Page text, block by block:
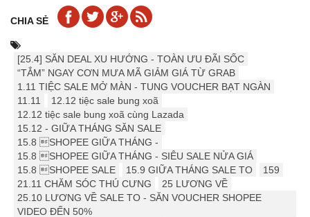
CHIA SẺ
[25.4] ️️SĂN DEAL XU HƯỚNG - TOÀN ƯU ĐÃI SỐC
“TẮM” NGAY CƠN MƯA MÃ GIẢM GIÁ TỪ GRAB
1.11 TIỆC SALE MỞ MÀN - TUNG VOUCHER BẠT NGÀN
11.11
12.12 tiệc sale bung xoã
12.12 tiệc sale bung xoã cùng Lazada
15.12 - GIỮA THÁNG SĂN SALE
15.8 SHOPEE GIỮA THÁNG -
15.8 SHOPEE GIỮA THÁNG - SIÊU SALE NỬA GIÁ
15.8 SHOPEE SALE
15.9 ️GIỮA THÁNG SALE TO
159
21.11 CHĂM SÓC THÚ CƯNG
25 LƯƠNG VỀ
25.10 LƯƠNG VỀ SALE TO - SĂN VOUCHER SHOPEE
VIDEO ĐẾN 50%